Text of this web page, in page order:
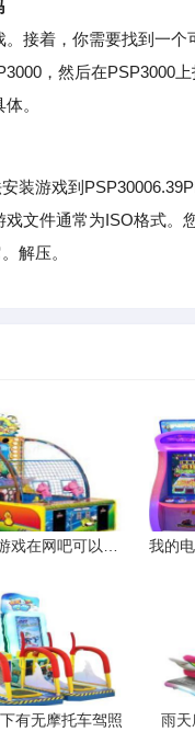
着，你需要找到一个
，然后在PSP3000
。
游戏到
文件通常为ISO格式
解压。
有无摩托车驾照 雨天